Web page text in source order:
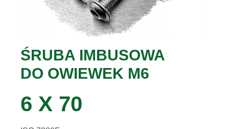
ŚRUBA IMBUSOWA
DO OWIEWEK M6
6 X 70